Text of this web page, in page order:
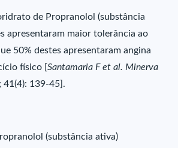
de Propranolol (substância
apresentaram maior tolerância ao
50% destes apresentaram angina
físico [Santamaria F et al. Minerva
41(4): 139-45].
(substância ativa)